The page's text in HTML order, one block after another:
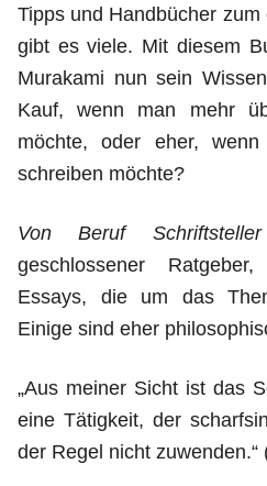
Tipps und Handbücher
gibt es viele. Mit diesem
Murakami nun sein
Kauf, wenn man mehr
möchte, oder eher,
schreiben möchte?
Von Beruf Schriftsteller
geschlossener
Essays, die um das
Einige sind eher
„Aus meiner Sicht ist das
eine Tätigkeit, der
der Regel nicht zuwenden.“